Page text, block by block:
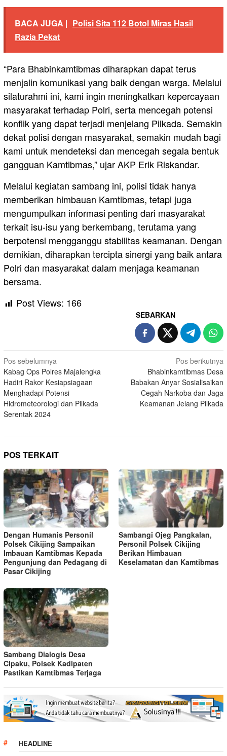
BACA JUGA | Polisi Sita 112 Botol Miras Hasil
Razia Pekat
“Para Bhabinkamtibmas diharapkan dapat terus
menjalin komunikasi yang baik dengan warga. Melalui
silaturahmi ini, kami ingin meningkatkan kepercayaan
masyarakat terhadap Polri, serta mencegah potensi
konflik yang dapat terjadi menjelang Pilkada. Semakin
dekat polisi dengan masyarakat, semakin mudah bagi
kami untuk mendeteksi dan mencegah segala bentuk
gangguan Kamtibmas,” ujar AKP Erik Riskandar.
Melalui kegiatan sambang ini, polisi tidak hanya
memberikan himbauan Kamtibmas, tetapi juga
mengumpulkan informasi penting dari masyarakat
terkait isu-isu yang berkembang, terutama yang
berpotensi mengganggu stabilitas keamanan. Dengan
demikian, diharapkan tercipta sinergi yang baik antara
Polri dan masyarakat dalam menjaga keamanan
bersama.
Post Views: 166
SEBARKAN
Navigasi
pos
Pos sebelumnya
Kabag Ops Polres Majalengka
Hadiri Rakor Kesiapsiagaan
Menghadapi Potensi
Hidrometeorologi dan Pilkada
Serentak 2024
Pos berikutnya
Bhabinkamtibmas Desa
Babakan Anyar Sosialisaikan
Cegah Narkoba dan Jaga
Keamanan Jelang Pilkada
POS TERKAIT
Dengan Humanis Personil
Polsek Cikijing Sampaikan
Imbauan Kamtibmas Kepada
Pengunjung dan Pedagang di
Pasar Cikijing
Sambangi Ojeg Pangkalan,
Personil Polsek Cikijing
Berikan Himbauan
Keselamatan dan Kamtibmas
Sambang Dialogis Desa
Cipaku, Polsek Kadipaten
Pastikan Kamtibmas Terjaga
HEADLINE